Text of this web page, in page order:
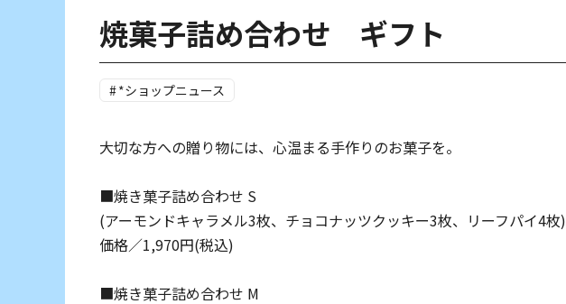
焼菓子詰め合わせ ギフト
*ショップニュース
大切な方への贈り物には、心温まる手作りのお菓子を。
■焼き菓子詰め合わせ S
(アーモンドキャラメル3枚、チョコナッツクッキー3枚、リーフパイ4枚)
価格／1,970円(税込)
■焼き菓子詰め合わせ M